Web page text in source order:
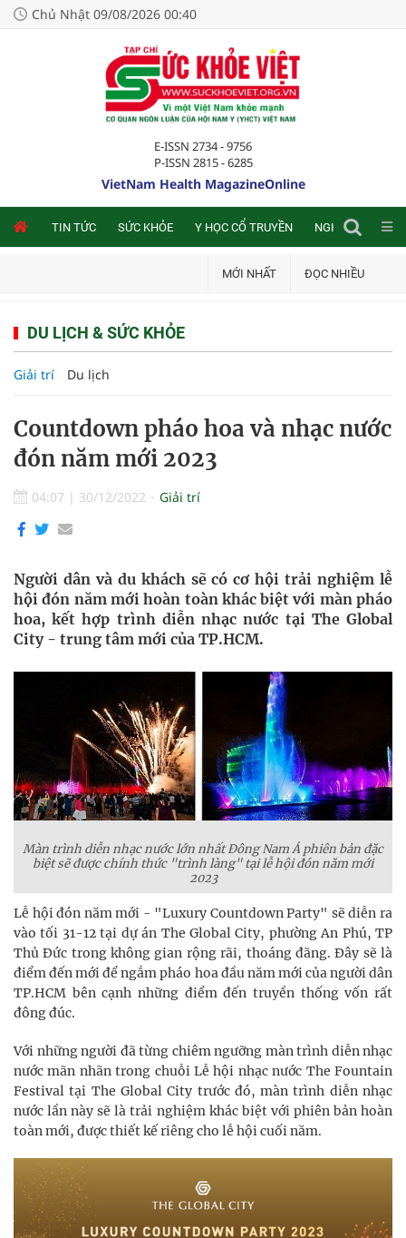
Chủ Nhật 09/08/2026 00:40
E-ISSN 2734 - 9756
P-ISSN 2815 - 6285
VietNam Health MagazineOnline
TIN TỨC SỨC KHỎE Y HỌC CỔ TRUYỀN NGHIÊN CỨU
MỚI NHẤT ĐỌC NHIỀU
DU LỊCH & SỨC KHỎE
Giải trí Du lịch
Countdown pháo hoa và nhạc nước
đón năm mới 2023
04:07 | 30/12/2022 Giải trí
Người dân và du khách sẽ có cơ hội trải nghiệm lễ
hội đón năm mới hoàn toàn khác biệt với màn pháo
hoa, kết hợp trình diễn nhạc nước tại The Global
City - trung tâm mới của TP.HCM.
Màn trình diễn nhạc nước lớn nhất Đông Nam Á phiên bản đặc
biệt sẽ được chính thức "trình làng" tại lễ hội đón năm mới
2023
Lễ hội đón năm mới - "Luxury Countdown Party" sẽ diễn ra
vào tối 31-12 tại dự án The Global City, phường An Phú, TP
Thủ Đức trong không gian rộng rãi, thoáng đãng. Đây sẽ là
điểm đến mới để ngắm pháo hoa đầu năm mới của người dân
TP.HCM bên cạnh những điểm đến truyền thống vốn rất
đông đúc.
Với những người đã từng chiêm ngưỡng màn trình diễn nhạc
nước mãn nhãn trong chuỗi Lễ hội nhạc nước The Fountain
Festival tại The Global City trước đó, màn trình diễn nhạc
nước lần này sẽ là trải nghiệm khác biệt với phiên bản hoàn
toàn mới, được thiết kế riêng cho lễ hội cuối năm.